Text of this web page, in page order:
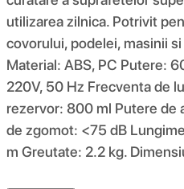
utilizarea zilnica. Potrivit
covorului, podelei, masinii
Material: ABS, PC Putere:
220V, 50 Hz Frecventa de
rezervor: 800 ml Putere de
de zgomot: <75 dB
m Greutate: 2.2 kg.